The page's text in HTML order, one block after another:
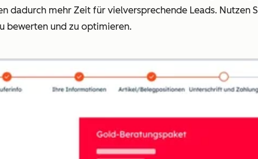
dadurch mehr Zeit für vielversprechende Leads. Nutzen
bewerten und zu optimieren.